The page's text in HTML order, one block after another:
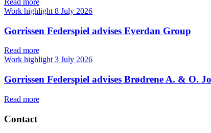
Read more
Work highlight 8 July 2026
Gorrissen Federspiel advises Everdan Group
Read more
Work highlight 3 July 2026
Gorrissen Federspiel advises Brødrene A. & O.
Read more
Contact